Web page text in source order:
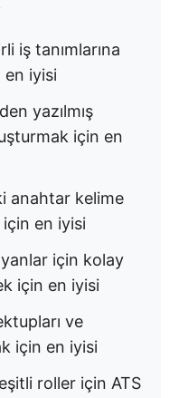
iş tanımlarına
en iyisi
yazılmış
için en
anahtar kelime
için en iyisi
için kolay
için en iyisi
ve
için en iyisi
roller için ATS